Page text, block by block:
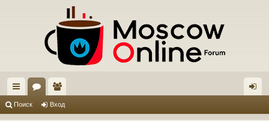
с ол
Поиск Вход